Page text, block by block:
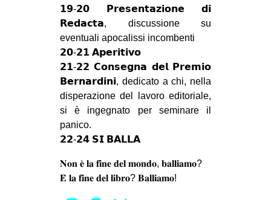
STUDENTI
ARTE
CINEMA
MANIFESTI
MUSICA
RECENSIONI
INTERNAZIONALE
AFRICA
𝟭𝟵-𝟮𝟬 𝗣𝗿𝗲𝘀𝗲𝗻𝘁𝗮𝘇𝗶𝗼𝗻𝗲 𝗱𝗶
𝗥𝗲𝗱𝗮𝗰𝘁𝗮, discussione su
eventuali apocalissi incombenti
𝟮𝟬-𝟮𝟭 𝗔𝗽𝗲𝗿𝗶𝘁𝗶𝘃𝗼
𝟮𝟭-𝟮𝟮 𝗖𝗼𝗻𝘀𝗲𝗴𝗻𝗮 𝗱𝗲𝗹 𝗣𝗿𝗲𝗺𝗶𝗼
𝗕𝗲𝗿𝗻𝗮𝗿𝗱𝗶𝗻𝗶, dedicato a chi, nella
disperazione del lavoro editoriale,
si è ingegnato per seminare il
panico.
𝟮𝟮-𝟮𝟰 𝗦𝗜 𝗕𝗔𝗟𝗟𝗔
𝐍𝐨𝐧 𝐞̀ 𝐥𝐚 𝐟𝐢𝐧𝐞 𝐝𝐞𝐥 𝐦𝐨𝐧𝐝𝐨, 𝐛𝐚𝐥𝐥𝐢𝐚𝐦𝐨?
𝐄̀ 𝐥𝐚 𝐟𝐢𝐧𝐞 𝐝𝐞𝐥 𝐥𝐢𝐛𝐫𝐨? 𝐁𝐚𝐥𝐥𝐢𝐚𝐦𝐨!